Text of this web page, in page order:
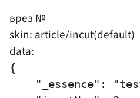
врез №
skin: article/incut(default)
data:
{
"_essence":